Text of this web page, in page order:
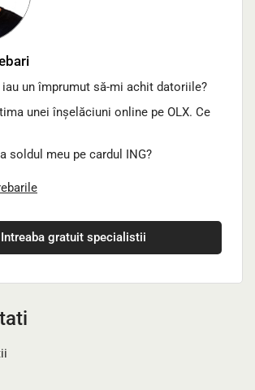
un împrumut să-mi achit datoriile?
unei înșelăciuni online pe OLX. Ce
soldul meu pe cardul ING?
Intreaba gratuit specialistii